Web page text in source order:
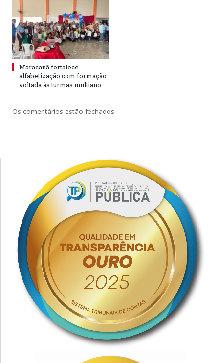
Maracanã fortalece
alfabetização com formação
voltada às turmas multiano
Os comentários estão fechados.